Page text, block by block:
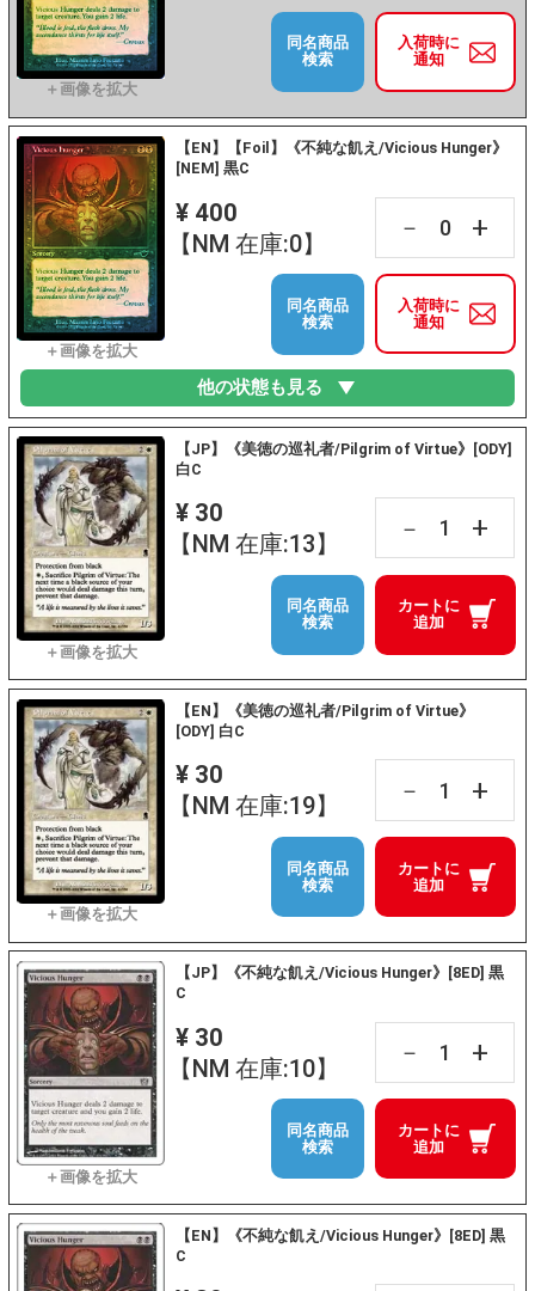
入荷時に
通知
同名商品
検索
【EN】【Foil】《不純な飢え/Vicious Hunger》
[NEM] 黒C
¥ 400
【NM 在庫:0】
－ +
入荷時に
通知
同名商品
検索
他の状態も見る
【JP】《美徳の巡礼者/Pilgrim of Virtue》[ODY]
白C
¥ 30
【NM 在庫:13】
－ +
カートに
追加
同名商品
検索
【EN】《美徳の巡礼者/Pilgrim of Virtue》
[ODY] 白C
¥ 30
【NM 在庫:19】
－ +
カートに
追加
同名商品
検索
【JP】《不純な飢え/Vicious Hunger》[8ED] 黒
C
¥ 30
【NM 在庫:10】
－ +
カートに
追加
同名商品
検索
【EN】《不純な飢え/Vicious Hunger》[8ED] 黒
C